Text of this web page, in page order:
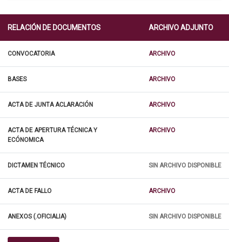
RELACIÓN DE DOCUMENTOS ARCHIVO ADJUNTO
CONVOCATORIA ARCHIVO
BASES ARCHIVO
ACTA DE JUNTA ACLARACIÓN ARCHIVO
ACTA DE APERTURA TÉCNICA Y
ECÓNOMICA
ARCHIVO
DICTAMEN TÉCNICO SIN ARCHIVO DISPONIBLE
ACTA DE FALLO ARCHIVO
ANEXOS (.OFICIALIA) SIN ARCHIVO DISPONIBLE